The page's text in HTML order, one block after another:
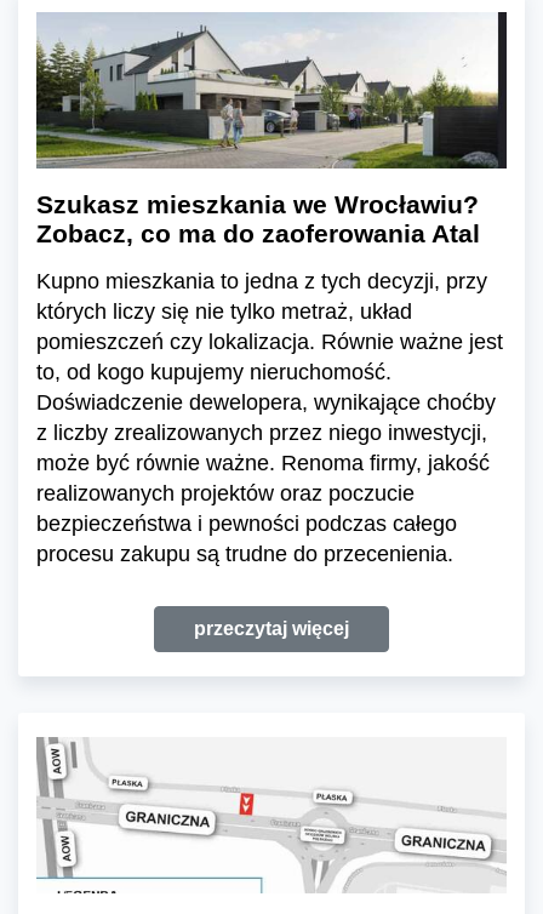
Szukasz mieszkania we Wrocławiu?
Zobacz, co ma do zaoferowania Atal
Kupno mieszkania to jedna z tych decyzji, przy
których liczy się nie tylko metraż, układ
pomieszczeń czy lokalizacja. Równie ważne jest
to, od kogo kupujemy nieruchomość.
Doświadczenie dewelopera, wynikające choćby
z liczby zrealizowanych przez niego inwestycji,
może być równie ważne. Renoma firmy, jakość
realizowanych projektów oraz poczucie
bezpieczeństwa i pewności podczas całego
procesu zakupu są trudne do przecenienia.
przeczytaj więcej